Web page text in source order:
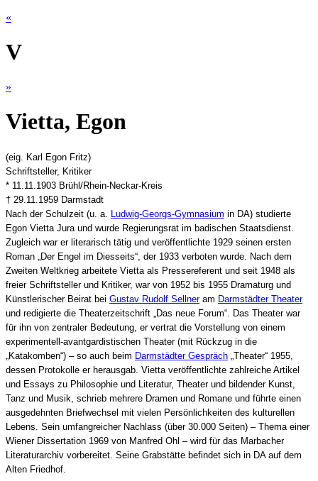
«
V
»
Vietta, Egon
(eig. Karl Egon Fritz)
Schriftsteller, Kritiker
* 11.11.1903 Brühl/Rhein-Neckar-Kreis
† 29.11.1959 Darmstadt
Nach der Schulzeit (u. a. Ludwig-Georgs-Gymnasium in DA) studierte
Egon Vietta Jura und wurde Regierungsrat im badischen Staatsdienst.
Zugleich war er literarisch tätig und veröffentlichte 1929 seinen ersten
Roman „Der Engel im Diesseits“, der 1933 verboten wurde. Nach dem
Zweiten Weltkrieg arbeitete Vietta als Pressereferent und seit 1948 als
freier Schriftsteller und Kritiker, war von 1952 bis 1955 Dramaturg und
Künstlerischer Beirat bei Gustav Rudolf Sellneram Darmstädter Theater
und redigierte die Theaterzeitschrift „Das neue Forum“. Das Theater war
für ihn von zentraler Bedeutung, er vertrat die Vorstellung von einem
experimentell-avantgardistischen Theater (mit Rückzug in die
„Katakomben“) – so auch beim Darmstädter Gespräch „Theater“ 1955,
dessen Protokolle er herausgab. Vietta veröffentlichte zahlreiche Artikel
und Essays zu Philosophie und Literatur, Theater und bildender Kunst,
Tanz und Musik, schrieb mehrere Dramen und Romane und führte einen
ausgedehnten Briefwechsel mit vielen Persönlichkeiten des kulturellen
Lebens. Sein umfangreicher Nachlass (über 30.000 Seiten) – Thema einer
Wiener Dissertation 1969 von Manfred Ohl – wird für das Marbacher
Literaturarchiv vorbereitet. Seine Grabstätte befindet sich in DA auf dem
Alten Friedhof.